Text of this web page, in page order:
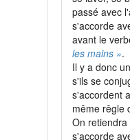
passé avec
s'accorde
avant le
les mains ».
Il y a donc
s'ils se
s'accordent
même rêgle
On
s'accorde